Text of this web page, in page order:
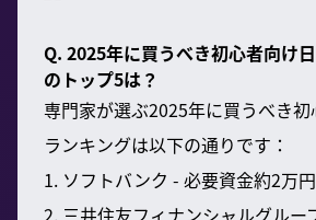
Q. 2025年に買うべき初心者向け
のトップ5は？
専門家が選ぶ2025年に買うべき
ランキングは以下の通りです：
1. ソフトバンク - 必要資金約2万
2. 三井住友フィナンシャルグルー